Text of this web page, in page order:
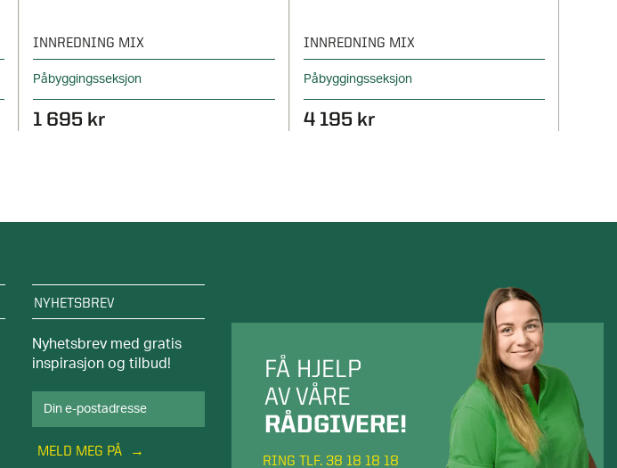
INNREDNING MIX
Påbyggingsseksjon
1 695 kr
INNREDNING MIX
Påbyggingsseksjon
4 195 kr
NYHETSBREV
Nyhetsbrev med gratis
inspirasjon og tilbud!
MELD MEG PÅ
FÅ HJELP
AV VÅRE
RÅDGIVERE!
RING TLF. 38 18 18 18